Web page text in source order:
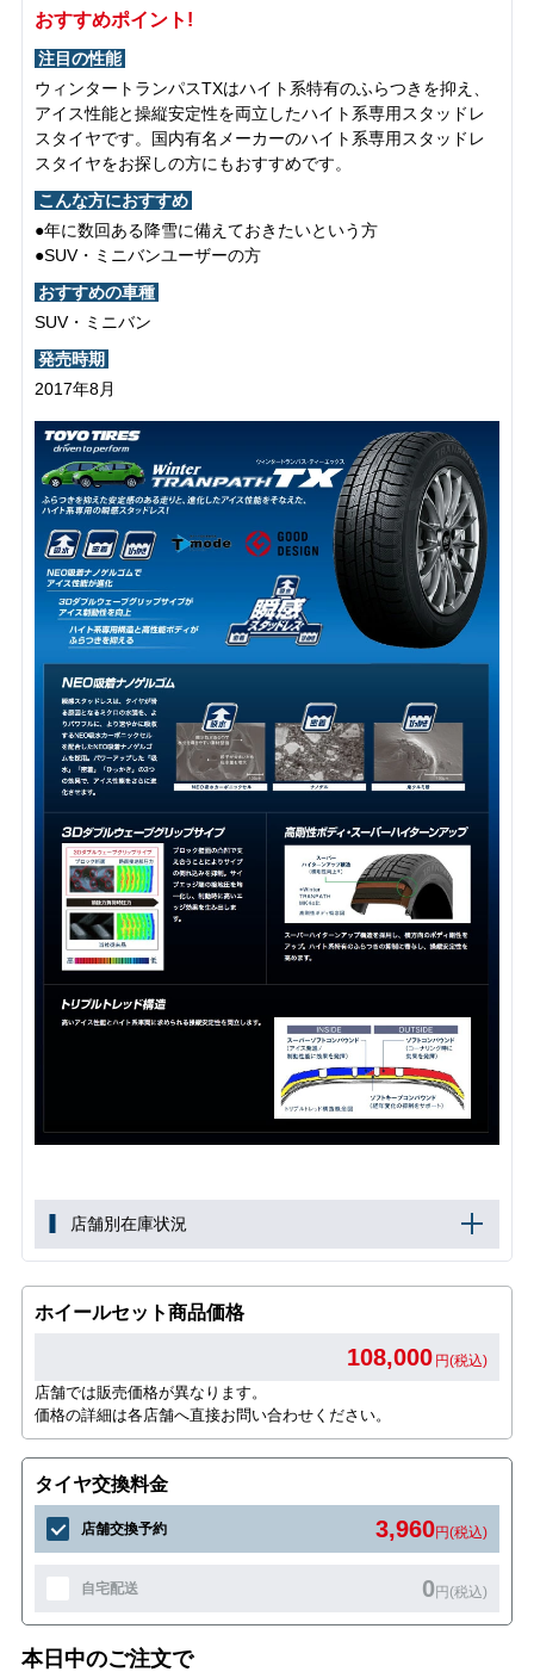
おすすめポイント!
注目の性能
ウィンタートランパスTXはハイト系特有のふらつきを抑え、
アイス性能と操縦安定性を両立したハイト系専用スタッドレ
スタイヤです。国内有名メーカーのハイト系専用スタッドレ
スタイヤをお探しの方にもおすすめです。
こんな方におすすめ
●年に数回ある降雪に備えておきたいという方
●SUV・ミニバンユーザーの方
おすすめの車種
SUV・ミニバン
発売時期
2017年8月
店舗別在庫状況
ホイールセット商品価格
108,000 円(税込)
店舗では販売価格が異なります。
価格の詳細は各店舗へ直接お問い合わせください。
タイヤ交換料金
店舗交換予約 3,960円(税込)
自宅配送 0円(税込)
本日中のご注文で